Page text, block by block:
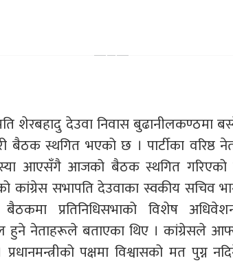
शेरबहादु देउवा निवास बुढानीलकण्ठमा
बैठक स्थगित भएको छ । पार्टीका वरिष्ठ
आएसँगै आजको बैठक स्थगित गरिएको
कांग्रेस सभापति देउवाका स्वकीय सचिव
प्रतिनिधिसभाको विशेष
हुने नेताहरूले बताएका थिए । कांग्रेसले
पक्षमा विश्वासको मत पुग्न